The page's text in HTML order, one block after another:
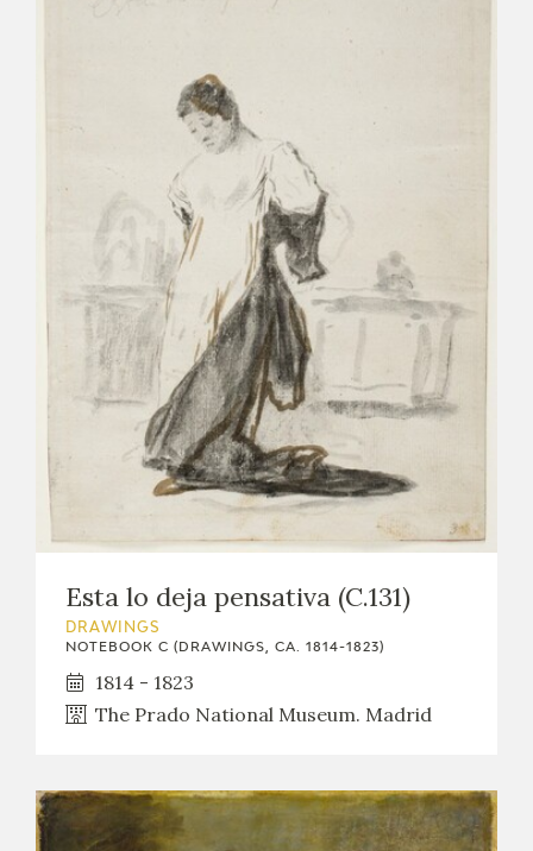
Esta lo deja pensativa (C.131)
DRAWINGS
NOTEBOOK C (DRAWINGS, CA. 1814-1823)
1814 - 1823
The Prado National Museum. Madrid